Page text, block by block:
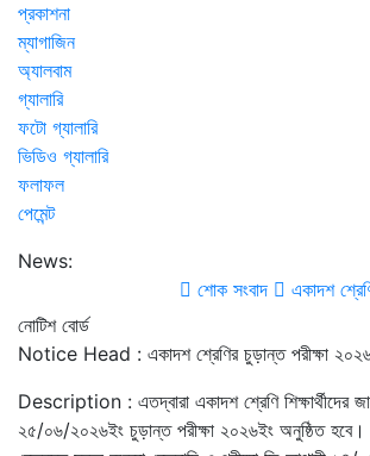
প্রকাশনা
ম্যাগাজিন
অ্যালবাম
গ্যালারি
ফটো গ্যালারি
ভিডিও গ্যালারি
ফলাফল
পেমেন্ট
News:
শোক সংবাদ একাদশ
নোটিশ বোর্ড
Notice Head : একাদশ শ্রেণির চুড়ান্ত পরীক্ষা
Description : এতদ্বারা একাদশ শ্রেণি শিক্ষার্থীদের
২৫/০৬/২০২৬ইং চুড়ান্ত পরীক্ষা ২০২৬ইং অনুষ্ঠিত হবে।